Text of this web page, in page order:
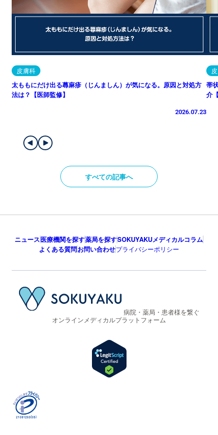
皮膚科
太ももにだけ出る蕁麻疹（じんましん）が気になる。原因と対処方
法は？【医師監修】
2026.07.23
帯
介
すべての記事へ
ニュース医療機関を探す薬局を探すSOKUYAKUメディカルコラム
よくある質問お問い合わせプライバシーポリシー
病院・薬局・患者様を繋ぐ
オンラインメディカルプラットフォーム